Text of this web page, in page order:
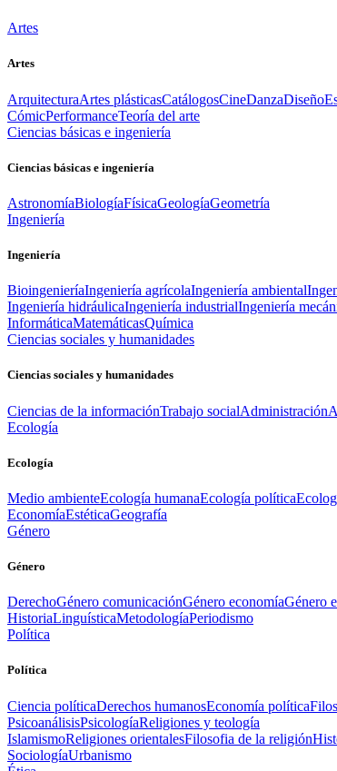
Artes
Artes
ArquitecturaArtes plásticasCatálogosCineDanzaDiseño
CómicPerformanceTeoría del arte
Ciencias básicas e ingeniería
Ciencias básicas e ingeniería
AstronomíaBiologíaFísicaGeologíaGeometría
Ingeniería
Ingeniería
BioingenieríaIngeniería agrícolaIngeniería ambiental
Ingeniería hidráulicaIngeniería industrialIngeniería
InformáticaMatemáticasQuímica
Ciencias sociales y humanidades
Ciencias sociales y humanidades
Ciencias de la informaciónTrabajo socialAdministración
Ecología
Ecología
Medio ambienteEcología humanaEcología política
EconomíaEstéticaGeografía
Género
Género
DerechoGénero comunicaciónGénero economíaGénero
HistoriaLinguísticaMetodologíaPeriodismo
Política
Política
Ciencia políticaDerechos humanosEconomía política
PsicoanálisisPsicologíaReligiones y teología
IslamismoReligiones orientalesFilosofia de la religión
SociologíaUrbanismo